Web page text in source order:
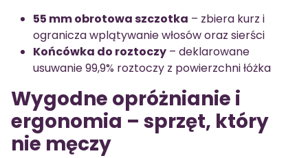
55 mm obrotowa szczotka – zbiera kurz i
ogranicza wplątywanie włosów oraz sierści
Końcówka do roztoczy – deklarowane
usuwanie 99,9% roztoczy z powierzchni łóżka
Wygodne opróżnianie i
ergonomia – sprzęt, który
nie męczy